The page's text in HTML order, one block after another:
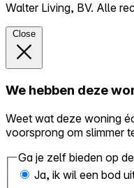
Walter Living, BV. Alle
Close
We hebben deze
Weet wat deze woning
voorsprong om slimmer
Ga je zelf bieden op
Ja, ik wil een bod